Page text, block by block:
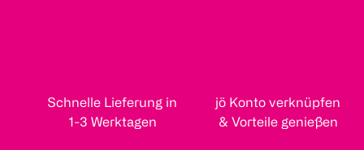
Schnelle Lieferung in
1-3 Werktagen
jö Konto verknüpfen
& Vorteile genießen